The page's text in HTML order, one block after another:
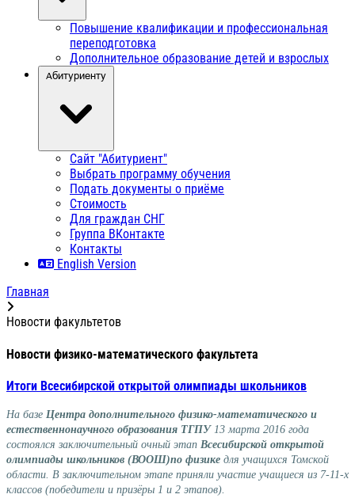
Повышение квалификации и профессиональная
переподготовка
Дополнительное образование детей и взрослых
Абитуриенту
Сайт "Абитуриент"
Выбрать программу обучения
Подать документы о приёме
Стоимость
Для граждан СНГ
Группа ВКонтакте
Контакты
English Version
Главная
Новости факультетов
Новости физико-математического факультета
Итоги Всесибирской открытой олимпиады школьников
На базе Центра дополнительного физико-математического и
естественнонаучного образования ТГПУ13 марта 2016 года
состоялся заключительный очный этап Всесибирской открытой
олимпиады школьников (ВООШ)по физике для учащихся Томской
области. В заключительном этапе приняли участие учащиеся из 7-11-х
классов (победители и призёры 1 и 2 этапов).